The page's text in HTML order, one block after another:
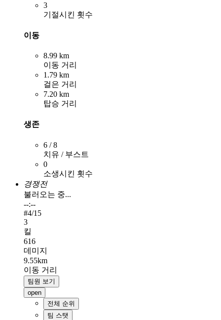
3
기절시킨 횟수
이동
8.99 km
이동 거리
1.79 km
걸은 거리
7.20 km
탑승 거리
생존
6 / 8
치유 / 부스트
0
소생시킨 횟수
경쟁전
불러오는 중...
--:--
#4/15
3
킬
616
데미지
9.55km
이동 거리
팀원 보기
open
전체 순위
팀 스탯